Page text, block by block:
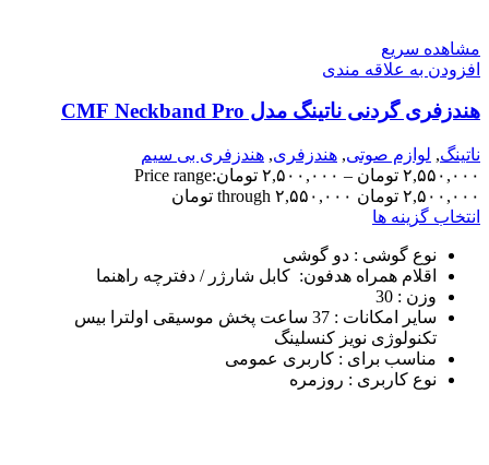
مشاهده سریع
افزودن به علاقه مندی
هندزفری گردنی ناتینگ مدل CMF Neckband Pro
ناتینگ, لوازم صوتی, هندزفری, هندزفری بی سیم
۲,۵۵۰,۰۰۰ تومان – ۲,۵۰۰,۰۰۰ تومانPrice range:
۲,۵۰۰,۰۰۰ تومان through ۲,۵۵۰,۰۰۰ تومان
انتخاب گزینه ها
نوع گوشی : دو گوشی
اقلام همراه هدفون: کابل شارژر / دفترچه راهنما
وزن : 30
سایر امکانات
: 37 ساعت پخش موسیقی اولترا بیس
تکنولوژی نویز کنسلینگ
مناسب برای : کاربری عمومی
نوع کاربری : روزمره